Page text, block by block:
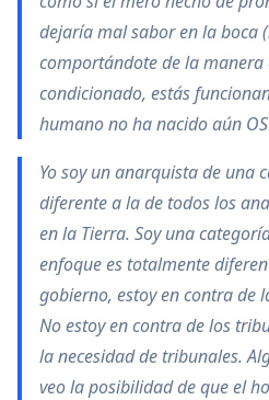
dejaría mal sabor en la boca
comportándote de la manera
condicionado, estás
humano no ha nacido aún
Yo soy un anarquista de una
diferente a la de todos los
en la Tierra. Soy una
enfoque es totalmente
gobierno, estoy en contra de
No estoy en contra de los
la necesidad de tribunales.
veo la posibilidad de que el